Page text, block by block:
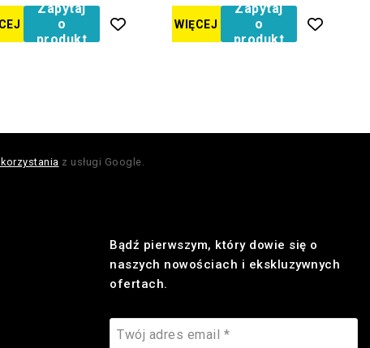
Zapytaj
o
produkt
WIĘCEJ
Zapytaj
o
produkt
z usługi Google.
Bądź pierwszym, który dowie się o
naszych nowościach i ekskluzywnych
ofertach.